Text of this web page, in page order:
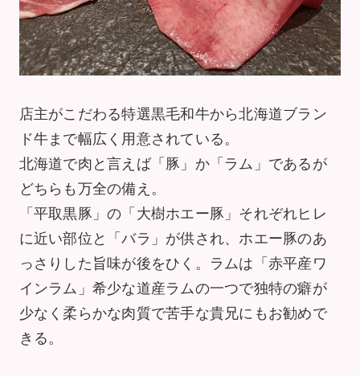
店主がこだわる特選黒毛和牛から北海道ブラン
ド牛まで幅広く用意されている。
北海道で肉と言えば「豚」か「ラム」であるが
どちらも万全の備え。
「平取黒豚」の「大樹ホエー豚」それぞれヒレ
に近い部位と「バラ」が供され、ホエー豚のあ
っさりした旨味が後をひく。ラムは「赤平産ワ
インラム」希少な道産ラムの一つで独特の癖が
少なく柔らかな肉質で苦手な貴兄にもお勧めで
きる。